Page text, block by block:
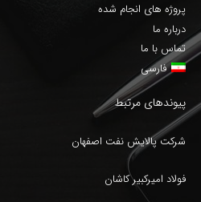
پروژه های انجام شده
درباره ما
تماس با ما
فارسی
پیوندهای مرتبط
شرکت پالایش نفت اصفهان
فولاد امیرکبیر کاشان